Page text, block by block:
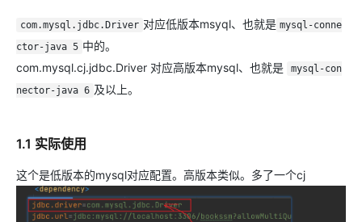
com.mysql.jdbc.Driver 对应低版本msyql、也就是 mysql-conne
ctor-java 5 中的。
com.mysql.cj.jdbc.Driver 对应高版本mysql、也就是
mysql-con
nector-java 6 及以上。
1.1 实际使用
这个是低版本的mysql对应配置。高版本类似。多了一个cj